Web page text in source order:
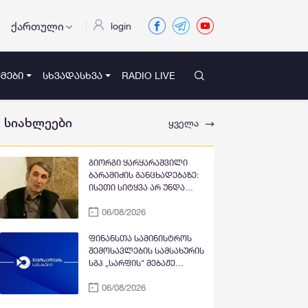
ქართული login
ᲡᲮᲕᲐᲓᲐᲡᲮᲕᲐ RADIO LIVE
სიახლეები ყველა
გიორგი ყარყარაშვილი
ბარამიძის განცხადებაზე:
ისეთი სიტყვა არ უნდა
აფხაზეთის ომში დაღუპულ
ხალხს მკვლელებად
წარმოაჩენს, შენი სიტყვები
აფხაზური და რუსული
წაღებული და ყველა
06/08/2026
ფინანსთა სამინისტროს
შემოსავლების სამსახურის
სგპ „სარფის“ მებაჟე
საქონლის გადაზიდვის
06/08/2026